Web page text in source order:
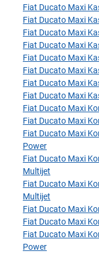
Fiat Ducato Maxi
Fiat Ducato Maxi
Fiat Ducato Maxi
Fiat Ducato Maxi
Fiat Ducato Maxi
Fiat Ducato Maxi
Fiat Ducato Maxi
Fiat Ducato Maxi
Fiat Ducato Maxi
Fiat Ducato Maxi
Fiat Ducato Maxi
Power
Fiat Ducato Maxi
Multijet
Fiat Ducato Maxi
Multijet
Fiat Ducato Maxi
Fiat Ducato Maxi
Fiat Ducato Maxi
Power